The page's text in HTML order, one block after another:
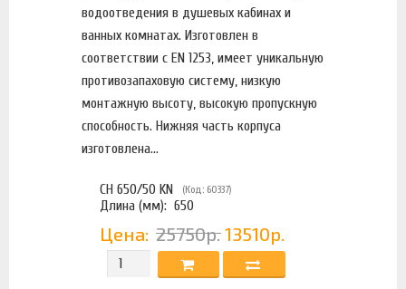
водоотведения в душевых кабинах и
ванных комнатах. Изготовлен в
соответствии с EN 1253, имеет уникальную
противозапаховую систему, низкую
монтажную высоту, высокую пропускную
способность. Нижняя часть корпуса
изготовлена...
CH 650/50 KN (Код: 60337)
Длина (мм): 650
Цена: 25750р. 13510р.